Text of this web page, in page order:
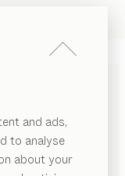
and ads,
to analyse
about your
IN
7